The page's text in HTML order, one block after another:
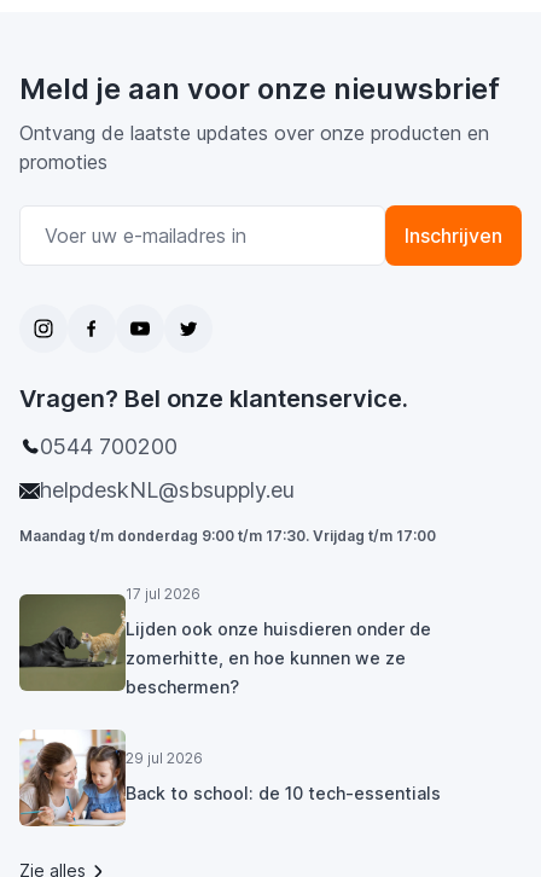
Meld je aan voor onze nieuwsbrief
Ontvang de laatste updates over onze producten en
promoties
Inschrijven
Vragen? Bel onze klantenservice.
0544 700200
helpdeskNL@sbsupply.eu
Maandag t/m donderdag 9:00 t/m 17:30. Vrijdag t/m 17:00
17 jul 2026
Lijden ook onze huisdieren onder de
zomerhitte, en hoe kunnen we ze
beschermen?
29 jul 2026
Back to school: de 10 tech-essentials
Zie alles